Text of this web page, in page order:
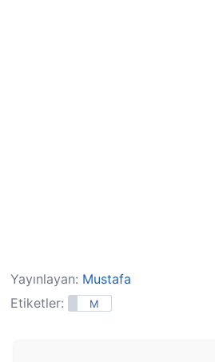
Yayınlayan: Mustafa
Etiketler:
M